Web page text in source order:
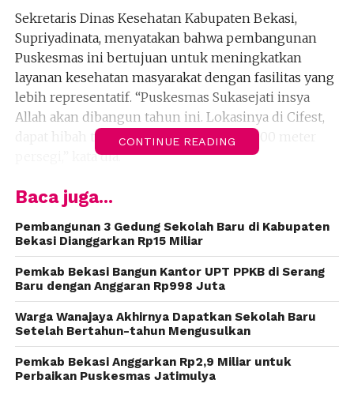
Sekretaris Dinas Kesehatan Kabupaten Bekasi,
Supriyadinata, menyatakan bahwa pembangunan
Puskesmas ini bertujuan untuk meningkatkan
layanan kesehatan masyarakat dengan fasilitas yang
lebih representatif. “Puskesmas Sukasejati insya
Allah akan dibangun tahun ini. Lokasinya di Cifest,
dapat hibah tanah dari PT ISPI seluas 2.000 meter
persegi,” kata dia.
Bangunan Puskesmas Sukasejati yang saat ini
berada di samping kantor Desa Sukasejati nantinya
akan dialihfungsikan menjadi Puskesmas Pembantu
(Pustu). “Rencana yang lama akan dijadikan Pustu,”
tambahnya.
Lebih lanjut, Supriyadinata menegaskan pentingnya
peran puskesmas sebagai pusat pencegahan dan
promosi kesehatan. Ia menjelaskan bahwa
puskesmas harus mampu mencegah peningkatan
jumlah pasien yang membutuhkan pengobatan di
CONTINUE READING
Baca juga...
Pembangunan 3 Gedung Sekolah Baru di Kabupaten
Bekasi Dianggarkan Rp15 Miliar
Pemkab Bekasi Bangun Kantor UPT PPKB di Serang
Baru dengan Anggaran Rp998 Juta
Warga Wanajaya Akhirnya Dapatkan Sekolah Baru
Setelah Bertahun-tahun Mengusulkan
Pemkab Bekasi Anggarkan Rp2,9 Miliar untuk
Perbaikan Puskesmas Jatimulya